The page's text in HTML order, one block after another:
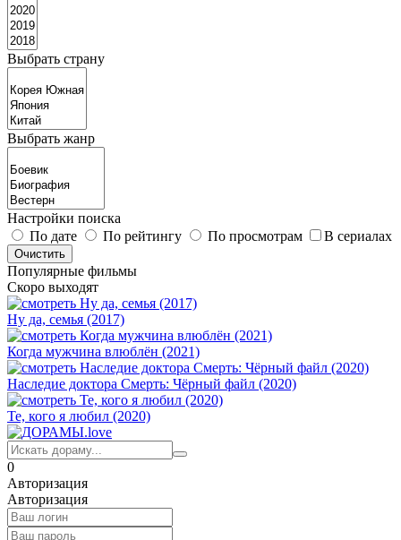
Выбрать страну
Выбрать жанр
Настройки поиска
По дате
По рейтингу По просмотрам В сериалах
Популярные фильмы
Скоро выходят
Ну да, семья (2017)
Когда мужчина влюблён (2021)
Наследие доктора Смерть: Чёрный файл (2020)
Те, кого я любил (2020)
0
Авторизация
Авторизация